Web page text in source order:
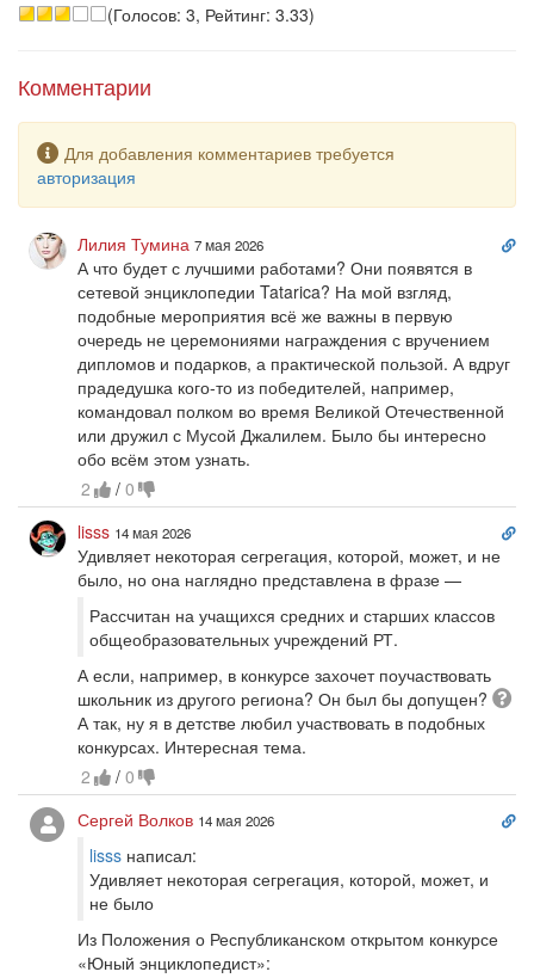
(Голосов: 3, Рейтинг: 3.33)
Комментарии
Предупреждение
Для добавления комментариев требуется
авторизация
Лилия Тумина 7 мая 2026
А что будет с лучшими работами? Они появятся в
сетевой энциклопедии Tatarica? На мой взгляд,
подобные мероприятия всё же важны в первую
очередь не церемониями награждения с вручением
дипломов и подарков, а практической пользой. А вдруг
прадедушка кого-то из победителей, например,
командовал полком во время Великой Отечественной
или дружил с Мусой Джалилем. Было бы интересно
обо всём этом узнать.
2
/ 0
lisss 14 мая 2026
Удивляет некоторая сегрегация, которой, может, и не
было, но она наглядно представлена в фразе —
Рассчитан на учащихся средних и старших классов
общеобразовательных учреждений РТ.
А если, например, в конкурсе захочет поучаствовать
школьник из другого региона? Он был бы допущен?
А так, ну я в детстве любил участвовать в подобных
конкурсах. Интересная тема.
2
/ 0
Сергей Волков 14 мая 2026
lisss написал:
Удивляет некоторая сегрегация, которой, может, и
не было
Из Положения о Республиканском открытом конкурсе
«Юный энциклопедист»: